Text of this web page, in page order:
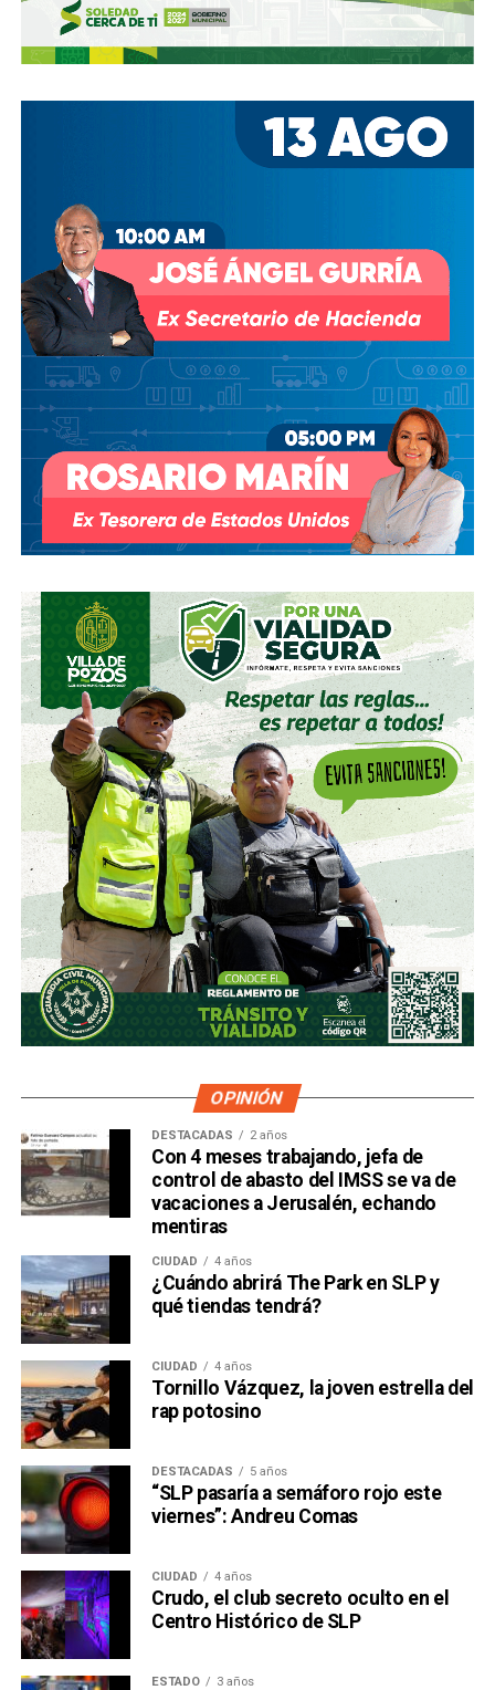
OPINIÓN
DESTACADAS 2 años
Con 4 meses trabajando, jefa de
control de abasto del IMSS se va de
vacaciones a Jerusalén, echando
mentiras
CIUDAD 4 años
¿Cuándo abrirá The Park en SLP y
qué tiendas tendrá?
CIUDAD 4 años
Tornillo Vázquez, la joven estrella del
rap potosino
DESTACADAS 5 años
“SLP pasaría a semáforo rojo este
viernes”: Andreu Comas
CIUDAD 4 años
Crudo, el club secreto oculto en el
Centro Histórico de SLP
ESTADO 3 años